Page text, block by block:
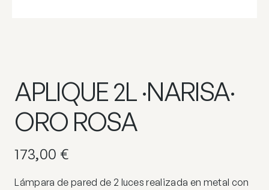
APLIQUE 2L ·NARISA·
ORO ROSA
173,00 €
Lámpara de pared de 2 luces realizada en metal con